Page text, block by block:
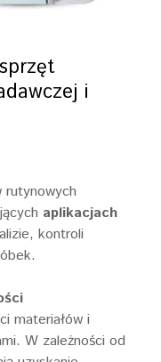
i
rutynowych
aplikacjach
kontroli
materiałów i
W zależności od